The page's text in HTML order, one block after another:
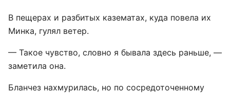
В пещерах и разбитых казематах, куда повела их
Минка, гулял ветер.
— Такое чувство, словно я бывала здесь раньше, —
заметила она.
Бланчез нахмурилась, но по сосредоточенному